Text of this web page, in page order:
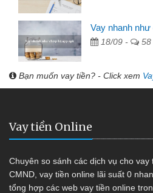
Vay nhanh
18/09 - 58
Bạn muốn vay tiền? - Click xem
Vay tiền Online
Chuyên so sánh các dịch vụ cho
CMND, vay tiền online lãi suất 0
tổng hợp các web vay tiền online